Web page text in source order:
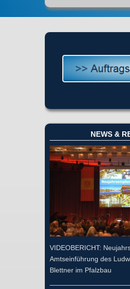
NEWS &
VIDEOBERICHT:
Amtseinführung des
Blettner im Pfalzbau